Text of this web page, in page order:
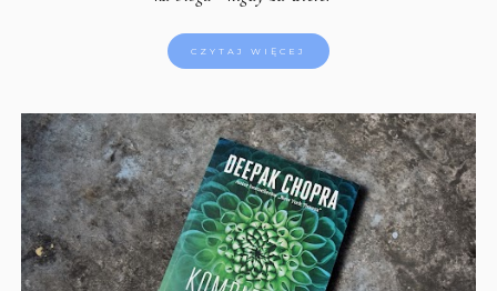
CZYTAJ WIĘCEJ